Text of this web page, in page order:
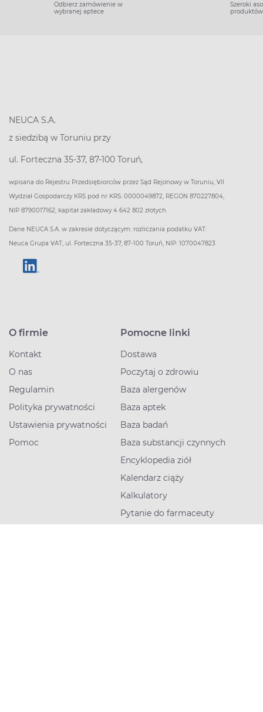
Odbierz zamówienie w
wybranej aptece
Szeroki
produktów
NEUCA S.A.
z siedzibą w Toruniu przy
ul. Forteczna 35-37, 87-100 Toruń,
wpisana do Rejestru Przedsiębiorców przez Sąd Rejonowy w Toruniu, VII
Wydział Gospodarczy KRS pod nr KRS: 0000049872, REGON 870227804,
NIP 8790017162, kapitał zakładowy 4 642 802 złotych.
Dane NEUCA S.A. w zakresie dotyczącym: rozliczania podatku VAT:
Neuca Grupa VAT, ul. Forteczna 35-37, 87-100 Toruń, NIP: 1070047823
O firmie
Kontakt
O nas
Regulamin
Polityka prywatności
Ustawienia prywatności
Pomoc
Pomocne linki
Dostawa
Poczytaj o zdrowiu
Baza alergenów
Baza aptek
Baza badań
Baza substancji czynnych
Encyklopedia ziół
Kalendarz ciąży
Kalkulatory
Pytanie do farmaceuty